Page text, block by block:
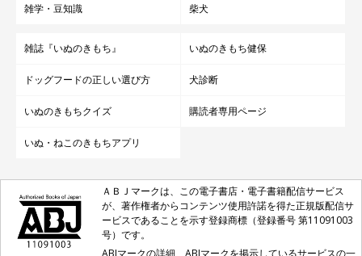
雑学・豆知識 柴犬
雑誌『いぬのきもち』 いぬのきもち健保
ドッグフードの正しい選び方 犬診断
いぬのきもちクイズ 購読者専用ページ
いぬ・ねこのきもちアプリ
ＡＢＪマークは、この電子書店・電子書籍配信サービス
が、著作権者からコンテンツ使用許諾を得た正規版配信サ
ービスであることを示す登録商標（登録番号 第11091003
号）です。
ABJマークの詳細、ABJマークを掲示しているサービスの一